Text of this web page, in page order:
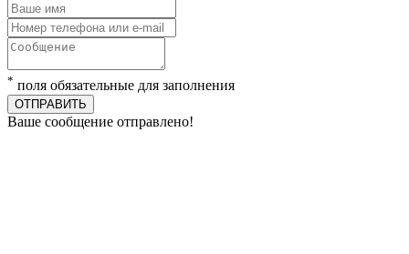
* поля обязательные для заполнения
ОТПРАВИТЬ
Ваше сообщение отправлено!